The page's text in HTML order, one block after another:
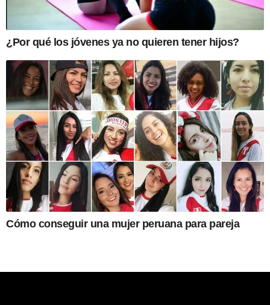
¿Por qué los jóvenes ya no quieren tener hijos?
Cómo conseguir una mujer peruana para pareja